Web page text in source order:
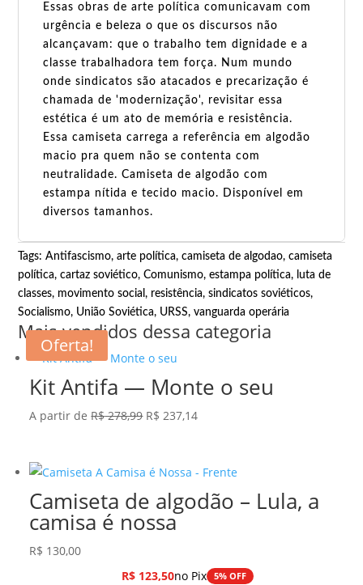
Essas obras de arte política comunicavam com
urgência e beleza o que os discursos não
alcançavam: que o trabalho tem dignidade e a
classe trabalhadora tem força. Num mundo
onde sindicatos são atacados e precarização é
chamada de 'modernização', revisitar essa
estética é um ato de memória e resistência.
Essa camiseta carrega a referência em algodão
macio pra quem não se contenta com
neutralidade. Camiseta de algodão com
estampa nítida e tecido macio. Disponível em
diversos tamanhos.
Tags:Antifascismo,arte política,camiseta de algodao,camiseta
política,cartaz soviético,Comunismo,estampa política, luta de
classes, movimento social, resistência,sindicatos soviéticos,
Socialismo, União Soviética, URSS,vanguarda operária
Mais vendidos dessa categoria
Oferta!
Kit Antifa — Monte o seu
A partir deR$278,99 O
era:
R$ 278,99.
R$ 237,14O
é:
R$ 237,14.
Camiseta de algodão – Lula, a
camisa é nossa
R$ 130,00
R$123,50no Pix 5% OFF